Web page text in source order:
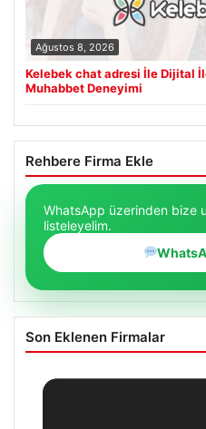
Ağustos 8, 2026
Kelebek chat adresi İle Dijital
Muhabbet Deneyimi
Rehbere Firma Ekle
WhatsApp üzerinden bize
listeleyelim.
Son Eklenen Firmalar